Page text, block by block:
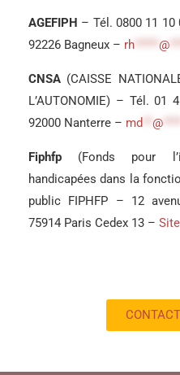
AGEFIPH – Tél. 0800 11
92226 Bagneux – rh ***** @
CNSA (CAISSE
L’AUTONOMIE) – Tél.
92000 Nanterre – md @ ****
Fiphfp (Fonds pour
handicapées dans la
public FIPHFP – 12
75914 Paris Cedex 13 –